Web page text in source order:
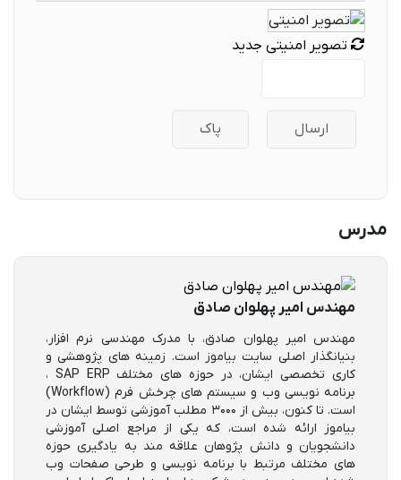
تصویر امنیتی جدید
ارسال پاک
مدرس
مهندس امیر پهلوان صادق
مهندس امیر پهلوان صادق، با مدرک مهندسی نرم افزار،
بنیانگذار اصلی سایت بیاموز است. زمینه های پژوهشی و
کاری تخصصی ایشان، در حوزه های مختلف SAP ERP ،
برنامه نویسی وب و سیستم های چرخش فرم (Workflow)
است. تا کنون، بیش از 3000 مطلب آموزشی توسط ایشان در
بیاموز ارائه شده است، که یکی از مراجع اصلی آموزشی
دانشجویان و دانش پژوهان علاقه مند به یادگیری حوزه
های مختلف مرتبط با برنامه نویسی و طرحی صفحات وب